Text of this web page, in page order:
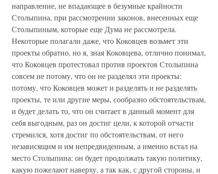
направление, не впадающее в безумные крайности
Столыпина, при рассмотрении законов, внесенных еще
Столыпиным, которые еще Дума не рассмотрела.
Некоторые полагали даже, что Коковцев возьмет эти
проекты обратно, но я, зная Коковцева, отлично понимал,
что Коковцев протестовал против проектов Столыпина
совсем не потому, что он не разделял эти проекты:
потому, что Коковцев может и разделять и не разделять
проекты, те или другие меры, сообразно обстоятельствам,
и будет делать то, что он считает в данный момент для
себя выгодным, раз он достиг цели, к которой отчасти
стремился, хотя достиг по обстоятельствам, от него
независящим и им непредвиденным, а именно встал на
место Столыпина: он будет продолжать такую политику,
какую пожелают наверху, а так как, с другой стороны, и